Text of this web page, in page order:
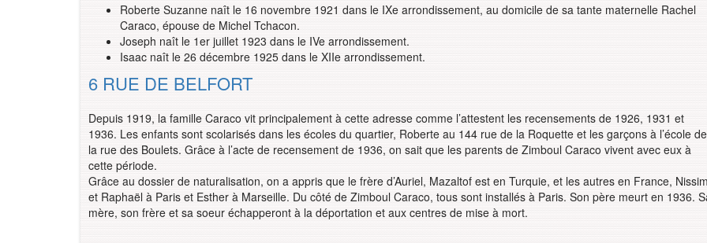
Roberte Suzanne naît le 16 novembre 1921 dans le IXe arrondissement, au domicile de sa tante maternelle Rachel
Caraco, épouse de Michel Tchacon.
Joseph naît le 1er juillet 1923 dans le IVe arrondissement.
Isaac naît le 26 décembre 1925 dans le XIIe arrondissement.
6 RUE DE BELFORT
Depuis 1919, la famille Caraco vit principalement à cette adresse comme l’attestent les recensements de 1926, 1931 et
1936. Les enfants sont scolarisés dans les écoles du quartier, Roberte au 144 rue de la Roquette et les garçons à l’école de
la rue des Boulets. Grâce à l’acte de recensement de 1936, on sait que les parents de Zimboul Caraco vivent avec eux à
cette période.
Grâce au dossier de naturalisation, on a appris que le frère d’Auriel, Mazaltof est en Turquie, et les autres en France,
et Raphaël à Paris et Esther à Marseille. Du côté de Zimboul Caraco, tous sont installés à Paris. Son père meurt en 1936.
mère, son frère et sa soeur échapperont à la déportation et aux centres de mise à mort.